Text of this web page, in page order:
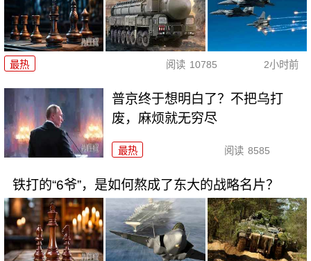
最热 阅读 10785 2小时前
普京终于想明白了？不把乌打
废，麻烦就无穷尽
最热 阅读 8585
铁打的“6爷”，是如何熬成了东大的战略名片？